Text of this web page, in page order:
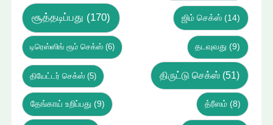
சூத்தடிப்பது (170) ஜிம் செக்ஸ் (14)
டிரெஸ்ஸிங் ரூம் செக்ஸ் (6) தடவுவது (9)
தியேட்டர் செக்ஸ் (5) திருட்டு செக்ஸ்(51)
தேங்காய் உறிப்பது (9) த்ரீஸம்(8)